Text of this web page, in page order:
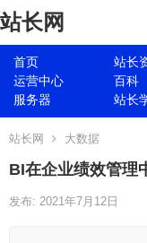
站长网
首页 站长
运营中心
百科
服务器
站长
站长网 大数据
BI在企业绩效管理
发布: 2021年7月12日